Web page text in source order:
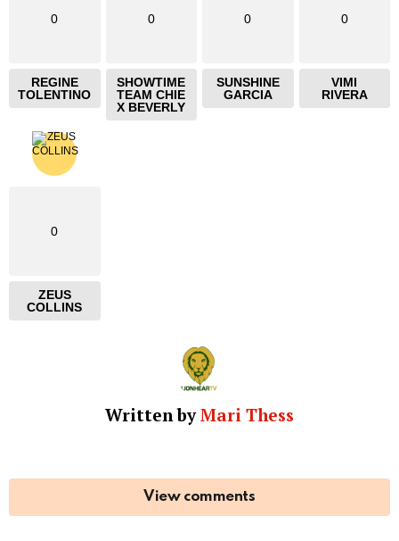
0
REGINE
TOLENTINO
0
SHOWTIME
TEAM CHIE
X BEVERLY
0
SUNSHINE
GARCIA
0
VIMI
RIVERA
0
ZEUS
COLLINS
Written byMari Thess
View comments